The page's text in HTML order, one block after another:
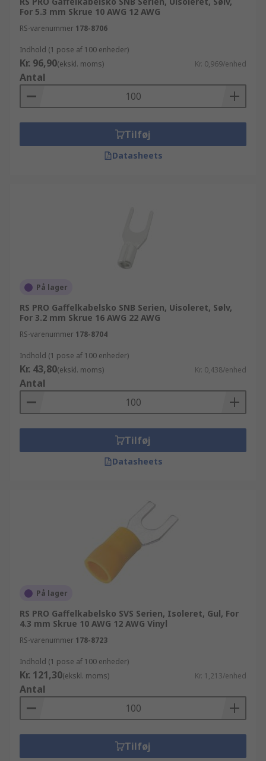
For 5.3 mm Skrue 10 AWG 12 AWG
RS-varenummer 178-8706
Indhold (1 pose af 100 enheder)
Kr. 96,90(ekskl. moms) Kr. 0,969/enhed
Antal
Tilføj
Datasheets
På lager
RS PRO Gaffelkabelsko SNB Serien, Uisoleret, Sølv,
For 3.2 mm Skrue 16 AWG 22 AWG
RS-varenummer 178-8704
Indhold (1 pose af 100 enheder)
Kr. 43,80(ekskl. moms) Kr. 0,438/enhed
Antal
Tilføj
Datasheets
På lager
RS PRO Gaffelkabelsko SVS Serien, Isoleret, Gul, For
4.3 mm Skrue 10 AWG 12 AWG Vinyl
RS-varenummer 178-8723
Indhold (1 pose af 100 enheder)
Kr. 121,30(ekskl. moms) Kr. 1,213/enhed
Antal
Tilføj